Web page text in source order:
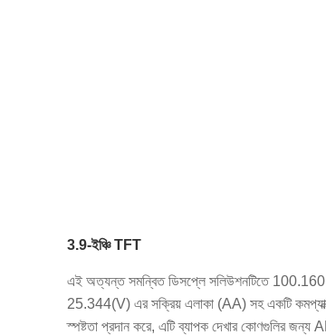
3.9-ইঞ্চি TFT
এই অত্যন্ত সমন্বিত ডিসপ্লে সলিউশনটিতে
25.344(V) এর সক্রিয় এলাকা (AA) সহ একটি
স্পষ্টতা প্রদান করে, এটি ব্যাপক দেখার কোণগুলির